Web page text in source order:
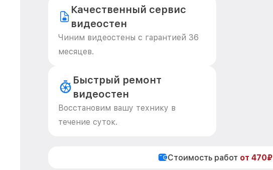
Качественный сервис
видеостен
Чиним видеостены с гарантией 36
месяцев.
Быстрый ремонт
видеостен
Восстановим вашу технику в
течение суток.
Стоимость работ от 470₽